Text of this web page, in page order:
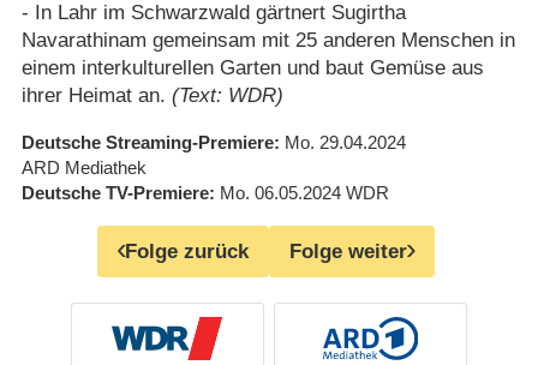
- In Lahr im Schwarzwald gärtnert Sugirtha
Navarathinam gemeinsam mit 25 anderen Menschen in
einem interkulturellen Garten und baut Gemüse aus
ihrer Heimat an. (Text: WDR)
Deutsche Streaming-Premiere Mo. 29.04.2024
ARD Mediathek
Deutsche TV-Premiere Mo. 06.05.2024 WDR
Folge zurück Folge weiter